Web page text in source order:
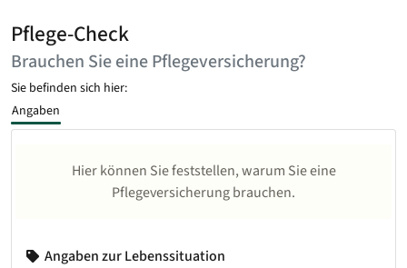
Pflege-Check
Brauchen Sie eine Pflegeversicherung?
Sie befinden sich hier:
Angaben
Hier können Sie feststellen, warum Sie eine
Pflegeversicherung brauchen.
Angaben zur Lebenssituation